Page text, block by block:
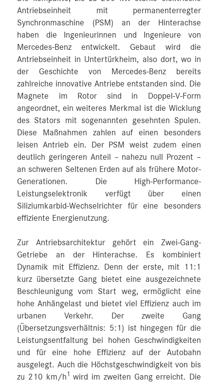
Antriebseinheit mit permanenterregter
Synchronmaschine (PSM) an der Hinterachse
haben die Ingenieurinnen und Ingenieure von
Mercedes-Benz entwickelt. Gebaut wird die
Antriebseinheit in Untertürkheim, also dort, wo in
der Geschichte von Mercedes-Benz bereits
zahlreiche innovative Antriebe entstanden sind. Die
Magnete im Rotor sind in Doppel-V-Form
angeordnet, ein weiteres Merkmal ist die Wicklung
des Stators mit sogenannten gesehnten Spulen.
Diese Maßnahmen zahlen auf einen besonders
leisen Antrieb ein. Der PSM weist zudem einen
deutlich geringeren Anteil – nahezu null Prozent –
an schweren Seltenen Erden auf als frühere Motor-
Generationen. Die High-Performance-
Leistungselektronik verfügt über einen
Siliziumkarbid-Wechselrichter für eine besonders
effiziente Energienutzung.
Zur Antriebsarchitektur gehört ein Zwei-Gang-
Getriebe an der Hinterachse. Es kombiniert
Dynamik mit Effizienz. Denn der erste, mit 11:1
kurz übersetzte Gang bietet eine ausgezeichnete
Beschleunigung vom Start weg, ermöglicht eine
hohe Anhängelast und bietet viel Effizienz auch im
urbanen Verkehr. Der zweite Gang
(Übersetzungsverhältnis: 5:1) ist hingegen für die
Leistungsentfaltung bei hohen Geschwindigkeiten
und für eine hohe Effizienz auf der Autobahn
ausgelegt. Auch die Höchstgeschwindigkeit von bis
zu 210 km/h 1
wird im zweiten Gang erreicht. Die